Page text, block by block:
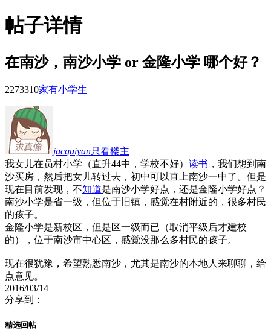
帖子详情
在南沙，南沙小学 or 金隆小学 哪个好？
2273310家有小学生
jacquiyan只看楼主
我女儿在员村小学（直升44中，学校不好） 读书 ，我们想到南
沙买房，然后把女儿转过去，初中可以直上南沙一中了。但是
现在目前发现，不知道是南沙小学好点，还是金隆小学好点？
南沙小学是省一级，但位于旧镇，感觉在村附近的，很多村民
的孩子。
金隆小学是新校区，但是区一级而已（取消平级后才建校
的），位于南沙市中心区，感觉没那么多村民的孩子。
现在很犹豫，希望熟悉南沙，尤其是南沙的本地人来聊聊，给
点意见。
2016/03/14
分享到：
精选回帖